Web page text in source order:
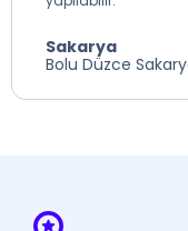
Sakarya
Bolu Düzce